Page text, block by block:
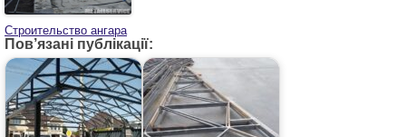
Строительство ангара
Пов’язані публікації: